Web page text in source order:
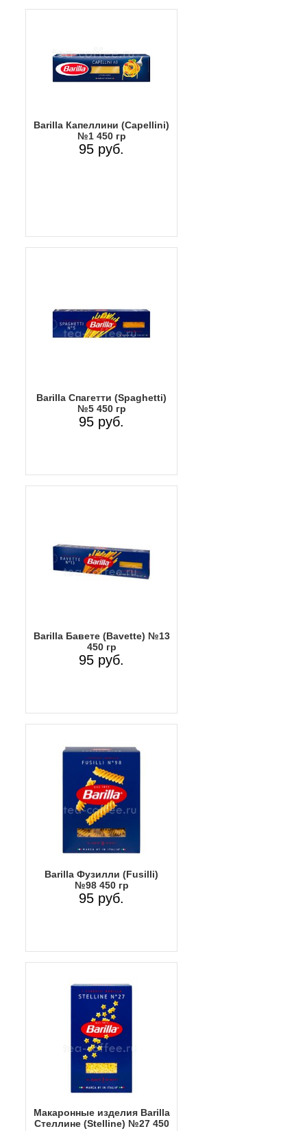
Barilla Капеллини (Capellini)
№1 450 гр
95 руб.
Barilla Спагетти (Spaghetti)
№5 450 гр
95 руб.
Barilla Бавете (Bavette) №13
450 гр
95 руб.
Barilla Фузилли (Fusilli)
№98 450 гр
95 руб.
Макаронные изделия Barilla
Стеллине (Stelline) №27 450